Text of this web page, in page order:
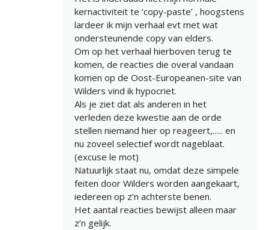
kernactiviteit te ‘copy-paste’ , hoogstens
lardeer ik mijn verhaal evt met wat
ondersteunende copy van elders.
Om op het verhaal hierboven terug te
komen, de reacties die overal vandaan
komen op de Oost-Europeanen-site van
Wilders vind ik hypocriet.
Als je ziet dat als anderen in het
verleden deze kwestie aan de orde
stellen niemand hier op reageert,….. en
nu zoveel selectief wordt nageblaat.
(excuse le mot)
Natuurlijk staat nu, omdat deze simpele
feiten door Wilders worden aangekaart,
iedereen op z’n achterste benen.
Het aantal reacties bewijst alleen maar
z’n gelijk.